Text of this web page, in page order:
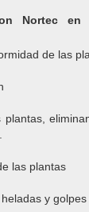
Nortec
de las
las plantas
y